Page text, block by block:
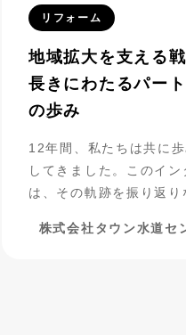
リフォーム
地域拡大を支える戦
長きにわたるパー
の歩み
12年間、私たちは共に
してきました。このイン
は、その軌跡を振り返り
いきたいと思います。
株式会社タウン水道セ